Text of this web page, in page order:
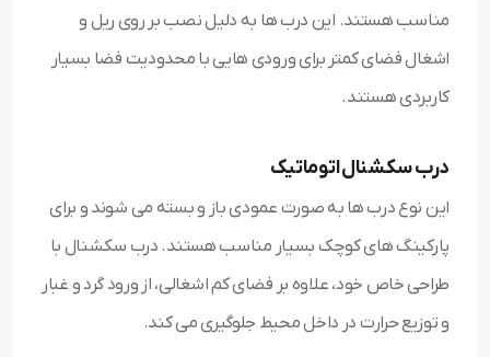
مناسب هستند. این درب ها به دلیل نصب بر روی ریل و
اشغال فضای کمتر برای ورودی هایی با محدودیت فضا بسیار
کاربردی هستند.
درب سکشنال اتوماتیک
این نوع درب ها به صورت عمودی باز و بسته می شوند و برای
پارکینگ های کوچک بسیار مناسب هستند. درب سکشنال با
طراحی خاص خود، علاوه بر فضای کم اشغالی، از ورود گرد و غبار
و توزیع حرارت در داخل محیط جلوگیری می کند.